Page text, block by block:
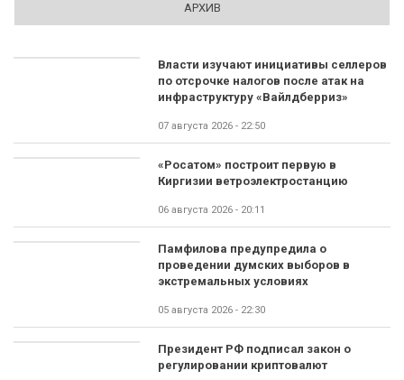
АРХИВ
Власти изучают инициативы селлеров
по отсрочке налогов после атак на
инфраструктуру «Вайлдберриз»
07 августа 2026 - 22:50
«Росатом» построит первую в
Киргизии ветроэлектростанцию
06 августа 2026 - 20:11
Памфилова предупредила о
проведении думских выборов в
экстремальных условиях
05 августа 2026 - 22:30
Президент РФ подписал закон о
регулировании криптовалют